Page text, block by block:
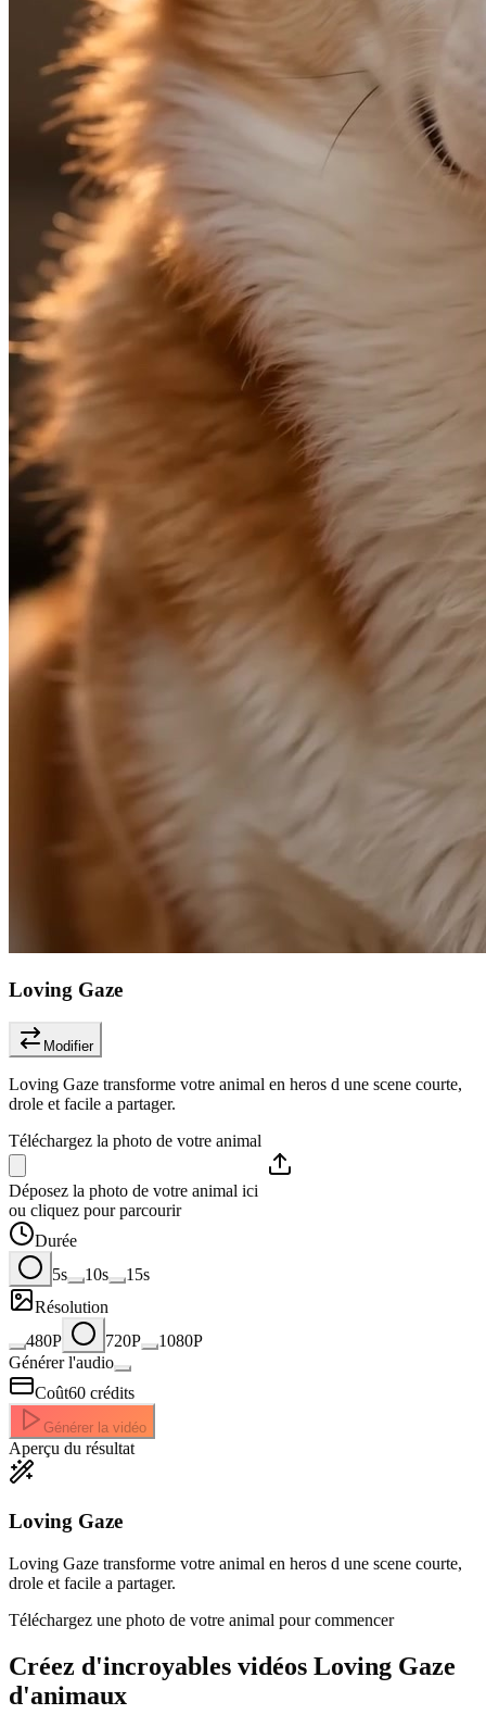
Loving Gaze
Modifier
Loving Gaze transforme votre animal en heros d une scene courte,
drole et facile a partager.
Téléchargez la photo de votre animal
Déposez la photo de votre animal ici
ou cliquez pour parcourir
Durée
5s
10s
15s
Résolution
480P
720P
1080P
Générer l'audio
Coût60 crédits
Générer la vidéo
Aperçu du résultat
Loving Gaze
Loving Gaze transforme votre animal en heros d une scene courte,
drole et facile a partager.
Téléchargez une photo de votre animal pour commencer
Créez d'incroyables vidéos Loving Gaze
d'animaux